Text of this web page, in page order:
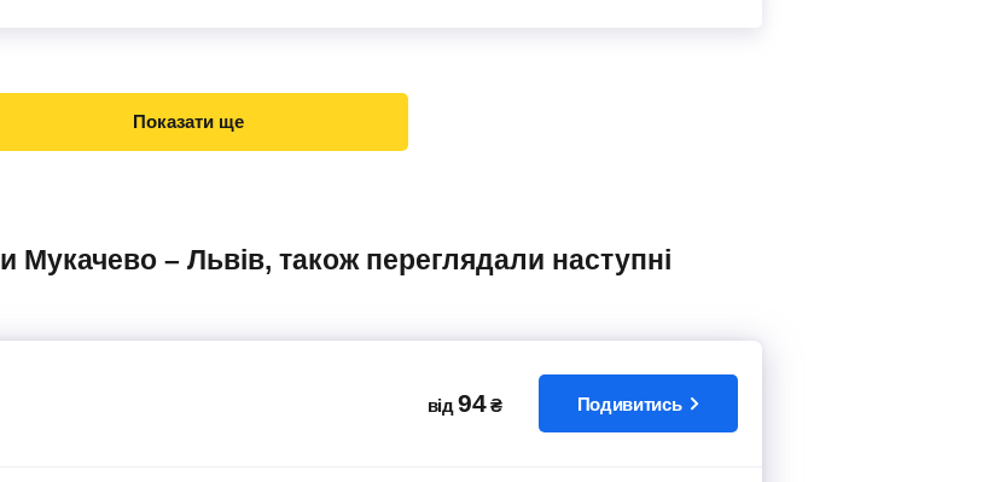
Показати ще
від 94 ₴ Подивитись